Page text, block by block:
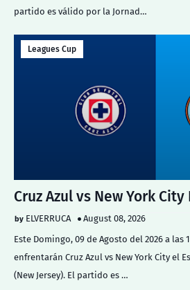
partido es válido por la Jornad…
Leagues Cup
Cruz Azul vs New York City
ELVERRUCA
August 08, 2026
Este Domingo, 09 de Agosto del 2026 a las
enfrentarán Cruz Azul vs New York City el
(New Jersey). El partido es …